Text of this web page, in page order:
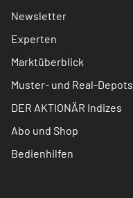
Newsletter
Experten
Marktüberblick
Muster- und Real-Depots
DER AKTIONÄR Indizes
Abo und Shop
Bedienhilfen